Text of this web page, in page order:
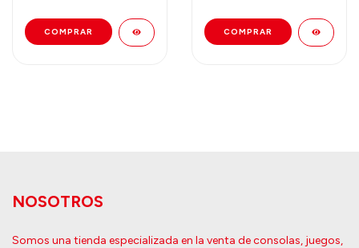
NOSOTROS
Somos una tienda especializada en la venta de consolas, juegos,